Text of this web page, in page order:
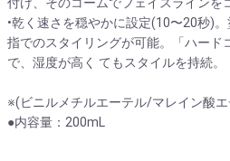
付け、そのコームでフェイスラインを
•乾く速さを穏やかに設定(10〜20秒)
指でのスタイリングが可能。「ハード
で、湿度が高く てもスタイルを持続。
※(ビニルメチルエーテル/マレイン酸
●内容量：200mL